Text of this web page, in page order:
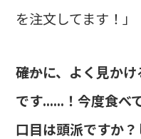
を注文してます！」
――確かに、よく見か
です......！今度食べ
口目は頭派ですか